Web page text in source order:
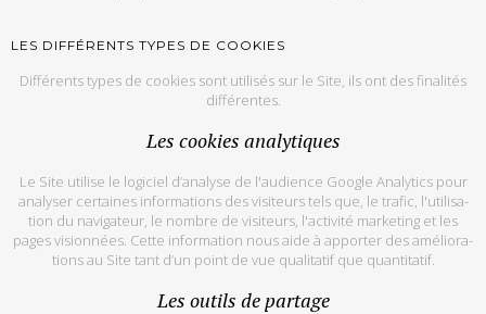
LES DIF­FÉ­RENTS TYPES DE CO­OKIES
Dif­fé­rents types de co­okies sont uti­li­sés sur le Site, ils ont des fi­na­li­tés
dif­fé­rentes.
Les co­okies ana­ly­tiques
Le Site uti­lise le lo­gi­ciel d’ana­lyse de l'audience Google Ana­ly­tics pour
ana­ly­ser cer­taines in­for­ma­tions des vi­si­teurs tels que, le tra­fic, l'uti­li­sa­
tion du na­vi­ga­teur, le nombre de vi­si­teurs, l'ac­ti­vité mar­ke­ting et les
pages vi­sion­nées. Cette in­for­ma­tion nous aide à ap­por­ter des amé­lio­ra­
tions au Site tant d’un point de vue qua­li­ta­tif que quan­ti­ta­tif.
Les ou­tils de par­tage